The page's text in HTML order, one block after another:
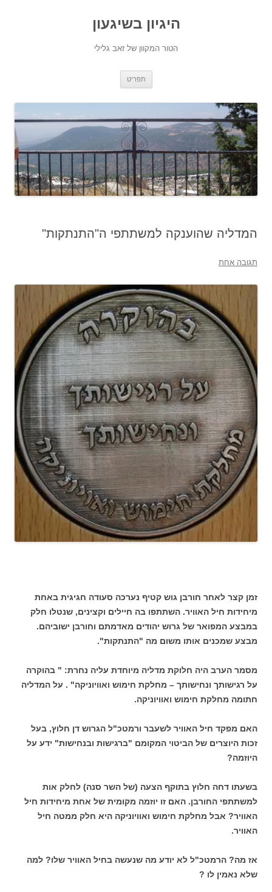
היגיון בשיגעון
הטור המקוון של זאב גלילי
תפריט
המדליה שהוענקה למשתתפי ה"התנתקות"
תגובה אחת
זמן קצר לאחר חורבן גוש קטיף נערכה סעודה חגיגית באחת
מיחידות חיל האוויר. השתתפו בה חיילים וקצינים, שנטלו חלק
במבצע המפואר של גרוש יהודים מאדמתם וחורבן ישוביהם.
מבצע שמכנים אותו משום מה "התנתקות".
מסמר הערב היה חלוקת מדליה מיוחדת עליה נחרת: " בהוקרה
על רגישותך ונחישותך – מחלקת חימוש ואוויוניקה" . על המדליה
חתומה מחלקת חימוש ואוויוניקה.
האם מפקד חיל האוויר לשעבר ורמטכ"ל הגרוש דן חלוץ, בעל
זכות היוצרים של הביטוי המקומם "ברגישות ובנחישות" ידע על
היוזמה?
בשעתו דחה חלוץ בתוקף הצעה (של השר סנה) לחלק אות
למשתתפי החורבן. האם זו יוזמה מקומית של אחת מיחידות חיל
האוויר? אבל מחלקת חימוש ואוויוניקה היא חלק ממטה חיל
האוויר.
אז מה? הרמטכ"ל לא יודע מה שנעשה בחיל האוויר שלו? למה
שלא נאמין לו ?